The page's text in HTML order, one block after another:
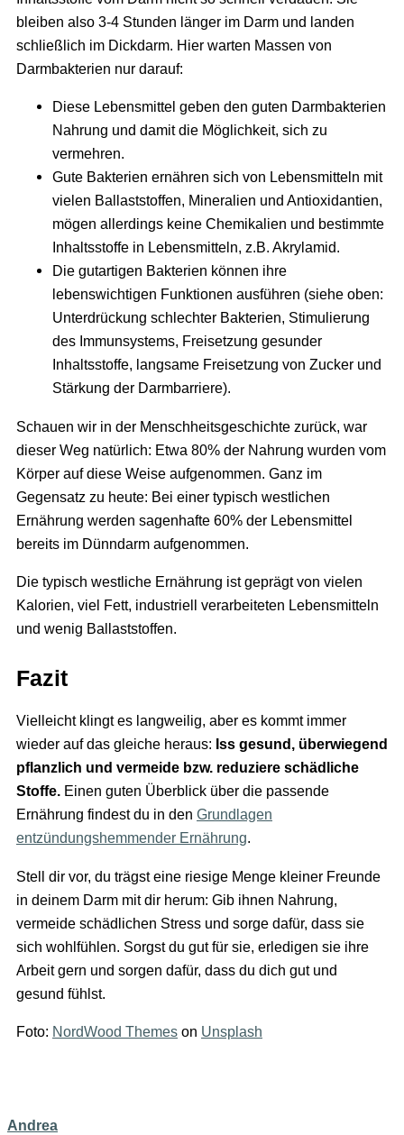
bleiben also 3-4 Stunden länger im Darm und landen
schließlich im Dickdarm. Hier warten Massen von
Darmbakterien nur darauf:
Diese Lebensmittel geben den guten Darmbakterien
Nahrung und damit die Möglichkeit, sich zu
vermehren.
Gute Bakterien ernähren sich von Lebensmitteln mit
vielen Ballaststoffen, Mineralien und Antioxidantien,
mögen allerdings keine Chemikalien und bestimmte
Inhaltsstoffe in Lebensmitteln, z.B. Akrylamid.
Die gutartigen Bakterien können ihre
lebenswichtigen Funktionen ausführen (siehe oben:
Unterdrückung schlechter Bakterien, Stimulierung
des Immunsystems, Freisetzung gesunder
Inhaltsstoffe, langsame Freisetzung von Zucker und
Stärkung der Darmbarriere).
Schauen wir in der Menschheitsgeschichte zurück, war
dieser Weg natürlich: Etwa 80% der Nahrung wurden vom
Körper auf diese Weise aufgenommen. Ganz im
Gegensatz zu heute: Bei einer typisch westlichen
Ernährung werden sagenhafte 60% der Lebensmittel
bereits im Dünndarm aufgenommen.
Die typisch westliche Ernährung ist geprägt von vielen
Kalorien, viel Fett, industriell verarbeiteten Lebensmitteln
und wenig Ballaststoffen.
Fazit
Vielleicht klingt es langweilig, aber es kommt immer
wieder auf das gleiche heraus: Iss gesund, überwiegend
pflanzlich und vermeide bzw. reduziere schädliche
Stoffe. Einen guten Überblick über die passende
Ernährung findest du in den Grundlagen
entzündungshemmender Ernährung.
Stell dir vor, du trägst eine riesige Menge kleiner Freunde
in deinem Darm mit dir herum: Gib ihnen Nahrung,
vermeide schädlichen Stress und sorge dafür, dass sie
sich wohlfühlen. Sorgst du gut für sie, erledigen sie ihre
Arbeit gern und sorgen dafür, dass du dich gut und
gesund fühlst.
Foto: NordWood Themes on Unsplash
Andrea